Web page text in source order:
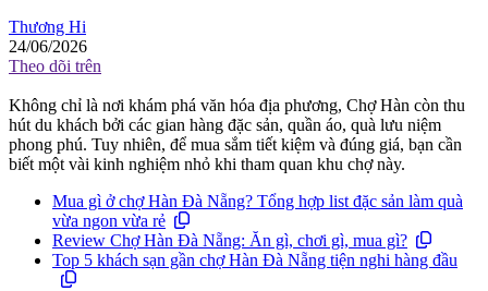
Thương Hi
24/06/2026
Theo dõi trên
Không chỉ là nơi khám phá văn hóa địa phương, Chợ Hàn còn thu
hút du khách bởi các gian hàng đặc sản, quần áo, quà lưu niệm
phong phú. Tuy nhiên, để mua sắm tiết kiệm và đúng giá, bạn cần
biết một vài kinh nghiệm nhỏ khi tham quan khu chợ này.
Mua gì ở chợ Hàn Đà Nẵng? Tổng hợp list đặc sản làm quà
vừa ngon vừa rẻ
Review Chợ Hàn Đà Nẵng: Ăn gì, chơi gì, mua gì?
Top 5 khách sạn gần chợ Hàn Đà Nẵng tiện nghi hàng đầu